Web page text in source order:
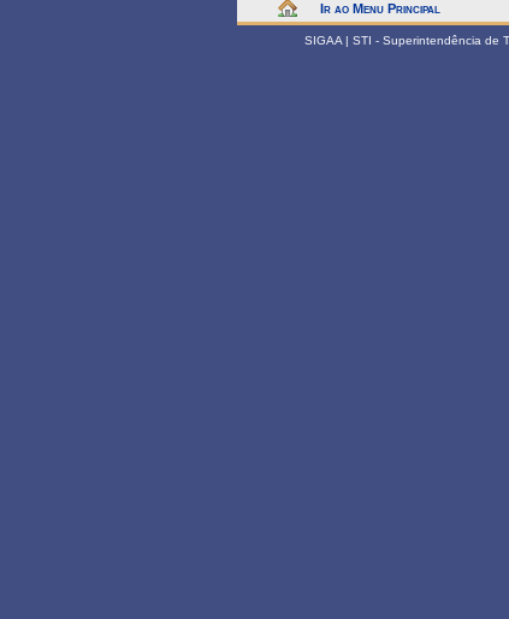
Ir ao Menu Principal
SIGAA | STI - Superintendência de